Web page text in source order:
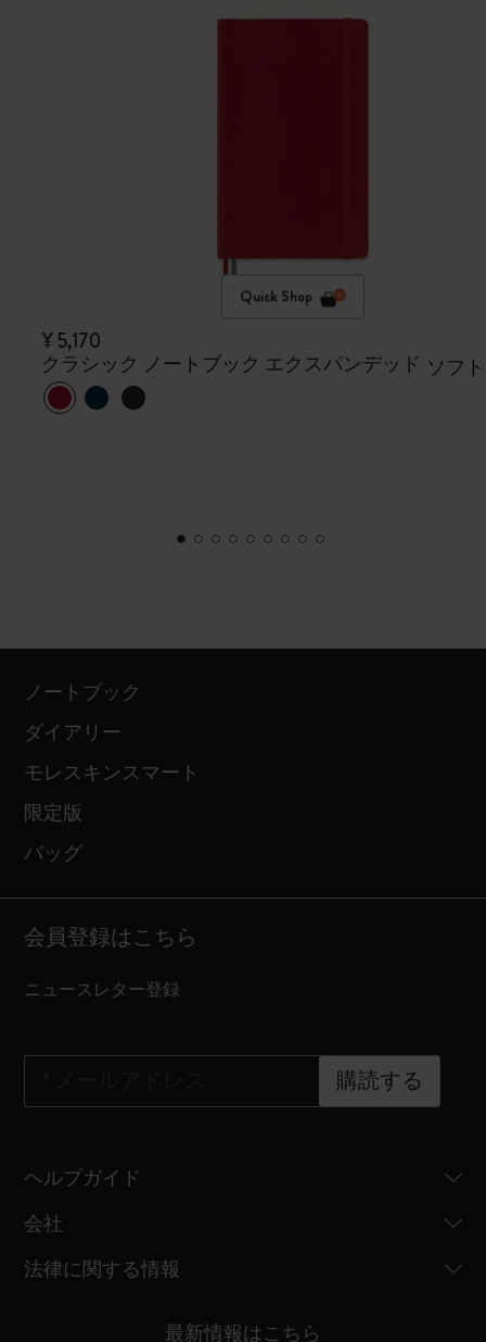
Quick Shop
¥ 5,170
クラシック ノートブック エクスパンデッド ソフ
ノートブック
ダイアリー
モレスキンスマート
限定版
バッグ
会員登録はこちら
ニュースレター登録
購読する
ヘルプガイド
会社
法律に関する情報
最新情報はこちら